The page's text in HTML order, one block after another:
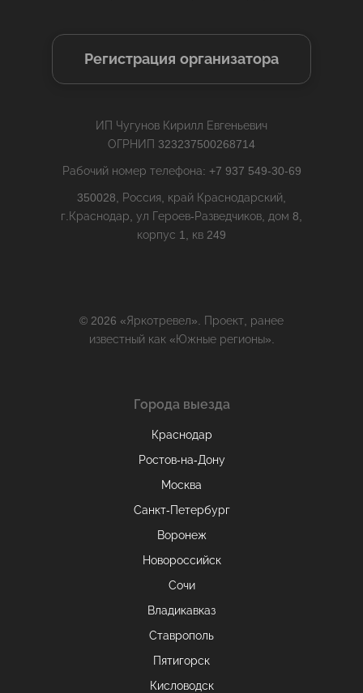
Регистрация организатора
ИП Чугунов Кирилл Евгеньевич
ОГРНИП 323237500268714
Рабочий номер телефона: +7 937 549-30-69
350028, Россия, край Краснодарский,
г.Краснодар, ул Героев-Разведчиков, дом 8,
корпус 1, кв 249
© 2026 «Яркотревел». Проект, ранее
известный как «Южные регионы».
Города выезда
Краснодар
Ростов-на-Дону
Москва
Санкт-Петербург
Воронеж
Новороссийск
Сочи
Владикавказ
Ставрополь
Пятигорск
Кисловодск